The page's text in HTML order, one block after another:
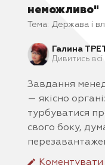
неможливо"
Тема: Держава і
Галина
Дивитись всі
Завдання
— якісно
турбуватися
свого боку,
Коментувати